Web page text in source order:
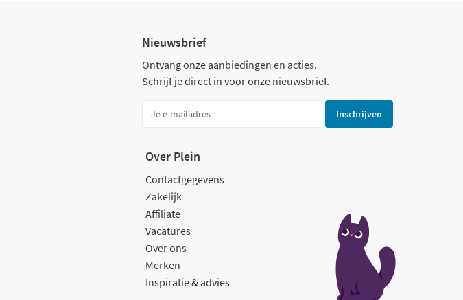
Nieuwsbrief
Ontvang onze aanbiedingen en acties.
Schrijf je direct in voor onze nieuwsbrief.
Inschrijven
Over Plein
Contactgegevens
Zakelijk
Affiliate
Vacatures
Over ons
Merken
Inspiratie & advies